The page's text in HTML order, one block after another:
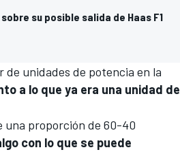
su posible salida de Haas F1
de unidades de potencia en la
a lo que ya era una unidad de
una proporción de 60-40
con lo que se puede